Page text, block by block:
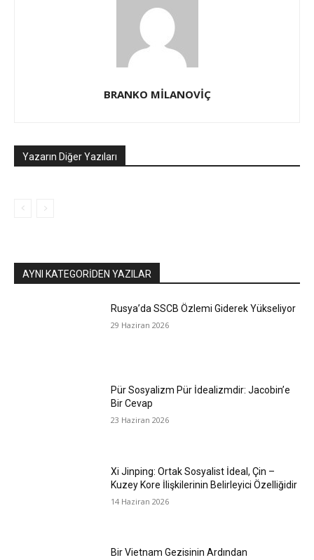
BRANKO MİLANOVİÇ
Yazarın Diğer Yazıları
AYNI KATEGORIDEN YAZILAR
Rusya’da SSCB Özlemi Giderek Yükseliyor
29 Haziran 2026
Pür Sosyalizm Pür İdealizmdir: Jacobin’e
Bir Cevap
23 Haziran 2026
Xi Jinping: Ortak Sosyalist İdeal, Çin –
Kuzey Kore İlişkilerinin Belirleyici Özelliğidir
14 Haziran 2026
Bir Vietnam Gezisinin Ardından